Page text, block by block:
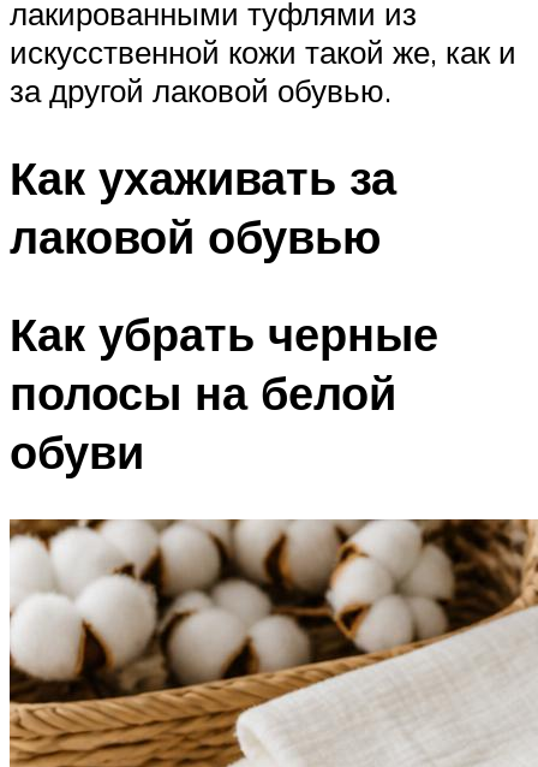
лакированными туфлями из
искусственной кожи такой же, как и
за другой лаковой обувью.
Как ухаживать за
лаковой обувью
Как убрать черные
полосы на белой
обуви